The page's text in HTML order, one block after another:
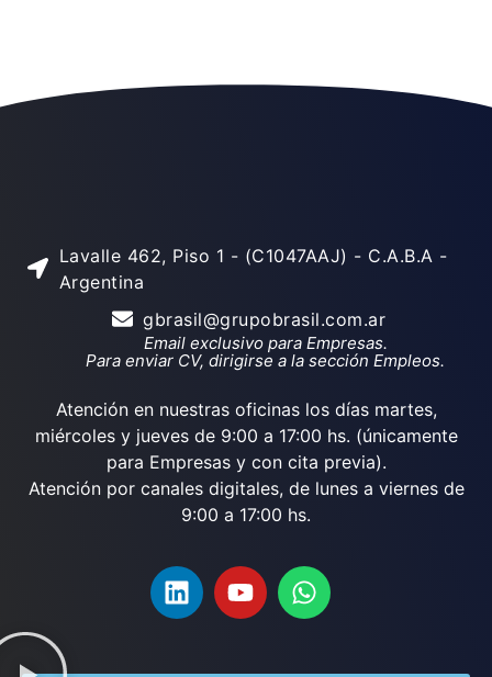
Lavalle 462, Piso 1 - (C1047AAJ) - C.A.B.A -
Argentina
gbrasil@grupobrasil.com.ar
Email exclusivo para Empresas.
Para enviar CV, dirigirse a la sección Empleos.
Atención en nuestras oficinas los días martes,
miércoles y jueves de 9:00 a 17:00 hs. (únicamente
para Empresas y con cita previa).
Atención por canales digitales, de lunes a viernes de
9:00 a 17:00 hs.